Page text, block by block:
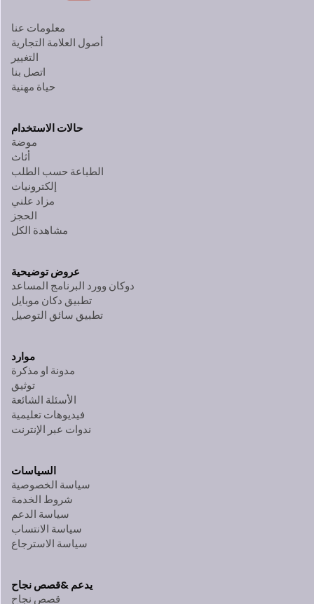
معلومات عنا
أصول العلامة التجارية
التغيير
اتصل بنا
حياة مهنية
حالات الاستخدام
موضة
أثاث
الطباعة حسب الطلب
إلكترونيات
مزاد علني
الحجز
مشاهدة الكل
عروض توضيحية
دوكان وورد البرنامج المساعد
تطبيق دكان موبايل
تطبيق سائق التوصيل
موارد
مدونة او مذكرة
توثيق
الأسئلة الشائعة
فيديوهات تعليمية
ندوات عبر الإنترنت
السياسات
سياسة الخصوصية
شروط الخدمة
سياسة الدعم
سياسة الانتساب
سياسة الاسترجاع
يدعم &قصص نجاح
قصص نجاح